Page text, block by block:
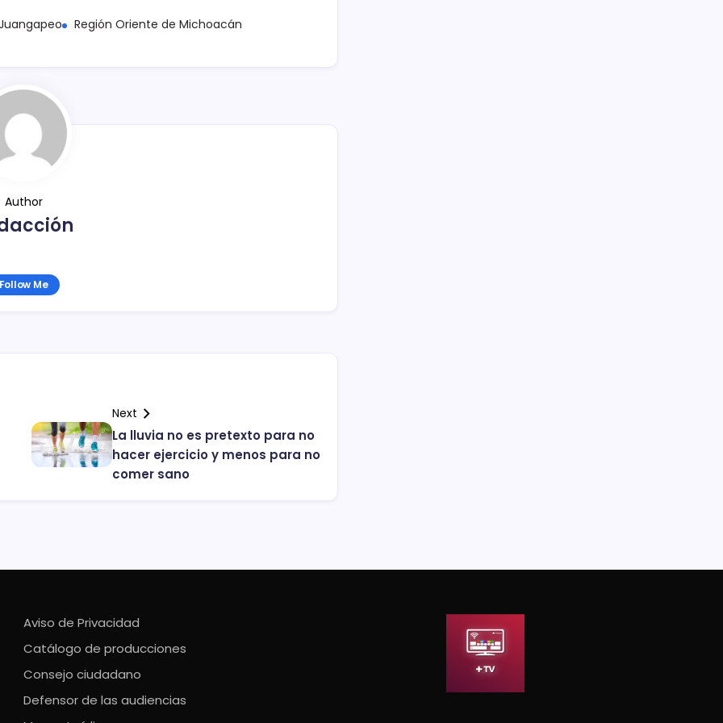
Región Oriente de Michoacán
Author
Follow Me
Next
La lluvia no es pretexto para no
hacer ejercicio y menos para no
comer sano
Aviso de Privacidad
Catálogo de producciones
Consejo ciudadano
Defensor de las audiencias